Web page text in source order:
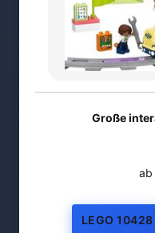
Große
ab
LEGO 10428